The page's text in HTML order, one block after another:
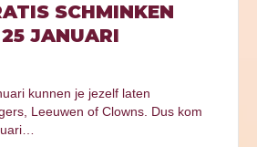
SCHMINKEN
JANUARI
kunnen je jezelf laten
Leeuwen of Clowns. Dus kom